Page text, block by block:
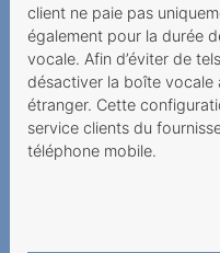
client ne paie pas
également pour la durée
vocale. Afin d’éviter de
désactiver la boîte vocale
étranger. Cette
service clients du
téléphone mobile.